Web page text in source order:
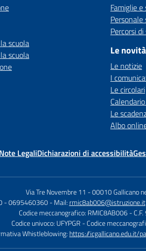
scuola
scuola
Famiglie
Percorsi
Le novità
Le notizie
I
Le circolari
Le
Albo
Note LegaliDichiarazioni di accessibilità
Via Tre Novembre 11 -00010 Gallicano
- 0695460360 - Mail: rmic8ab006@istruzione.it
Codice meccanografico: RMIC8AB006 -
Codice univoco: UFYPGR - Codice
Whistleblowing: https://icgallicano.edu.it/